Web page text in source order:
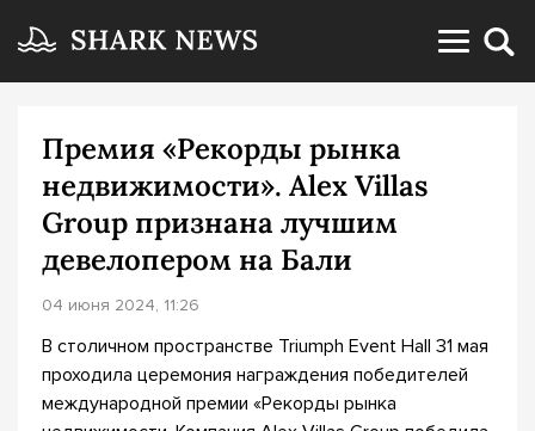
Премия «Рекорды рынка
недвижимости». Alex Villas
Group признана лучшим
девелопером на Бали
04 июня 2024, 11:26
В столичном пространстве Triumph Event Hall 31 мая
проходила церемония награждения победителей
международной премии «Рекорды рынка